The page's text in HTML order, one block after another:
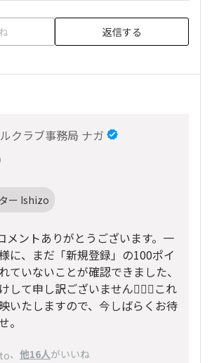
返信する
クラブ事務局 ナガ
ー Ishizo
メントありがとうございます。一
に、まだ「新規登録」の100ポイ
ていないことが確認できました、
して申し訳ございません🙇🏻‍♀️これ
いたしますので、今しばらくお待
。
、 他16人がいいね